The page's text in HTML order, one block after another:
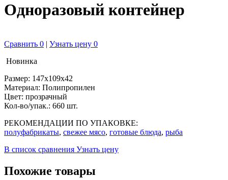
Одноразовый контейнер
Сравнить 0 | Узнать цену 0
Новинка
Размер: 147x109x42
Материал: Полипропилен
Цвет: прозрачный
Кол-во/упак.: 660 шт.
РЕКОМЕНДАЦИИ ПО УПАКОВКЕ:
полуфабрикаты, свежее мясо, готовые блюда, рыба
В список сравнения Узнать цену
Похожие товары